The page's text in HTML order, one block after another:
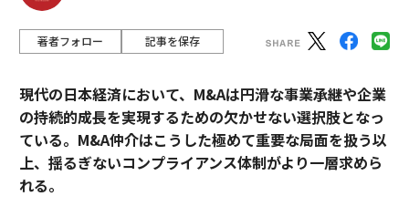
著者フォロー 記事を保存
現代の日本経済において、M&Aは円滑な事業承継や企業
の持続的成長を実現するための欠かせない選択肢となっ
ている。M&A仲介はこうした極めて重要な局面を扱う以
上、揺るぎないコンプライアンス体制がより一層求めら
れる。